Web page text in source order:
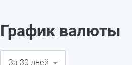
График валюты